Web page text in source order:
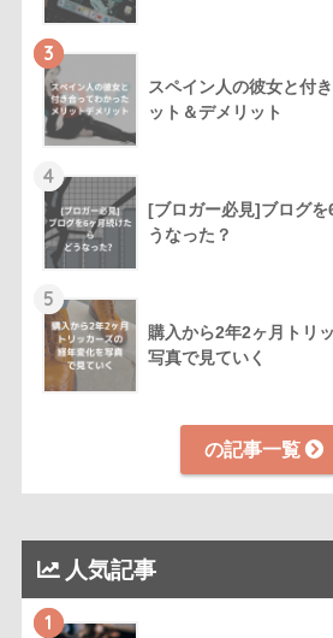
3
スペイン人の彼女と付
ット＆デメリット
4
[ブロガー必見]ブログ
うなった？
5
購入から2年2ヶ月トリ
写真で見ていく
の記事一覧
人気記事
1